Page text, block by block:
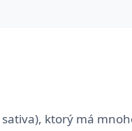
ktorý má